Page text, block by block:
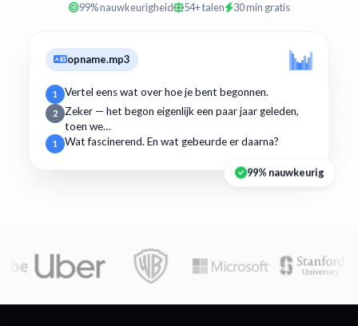
99% nauwkeurigheid 54+ talen 30 min gratis
opname.mp3
1 Vertel eens wat over hoe je bent begonnen.
2
Zeker — het begon eigenlijk een paar jaar geleden,
toen we…
1 Wat fascinerend. En wat gebeurde er daarna?
99% nauwkeurig